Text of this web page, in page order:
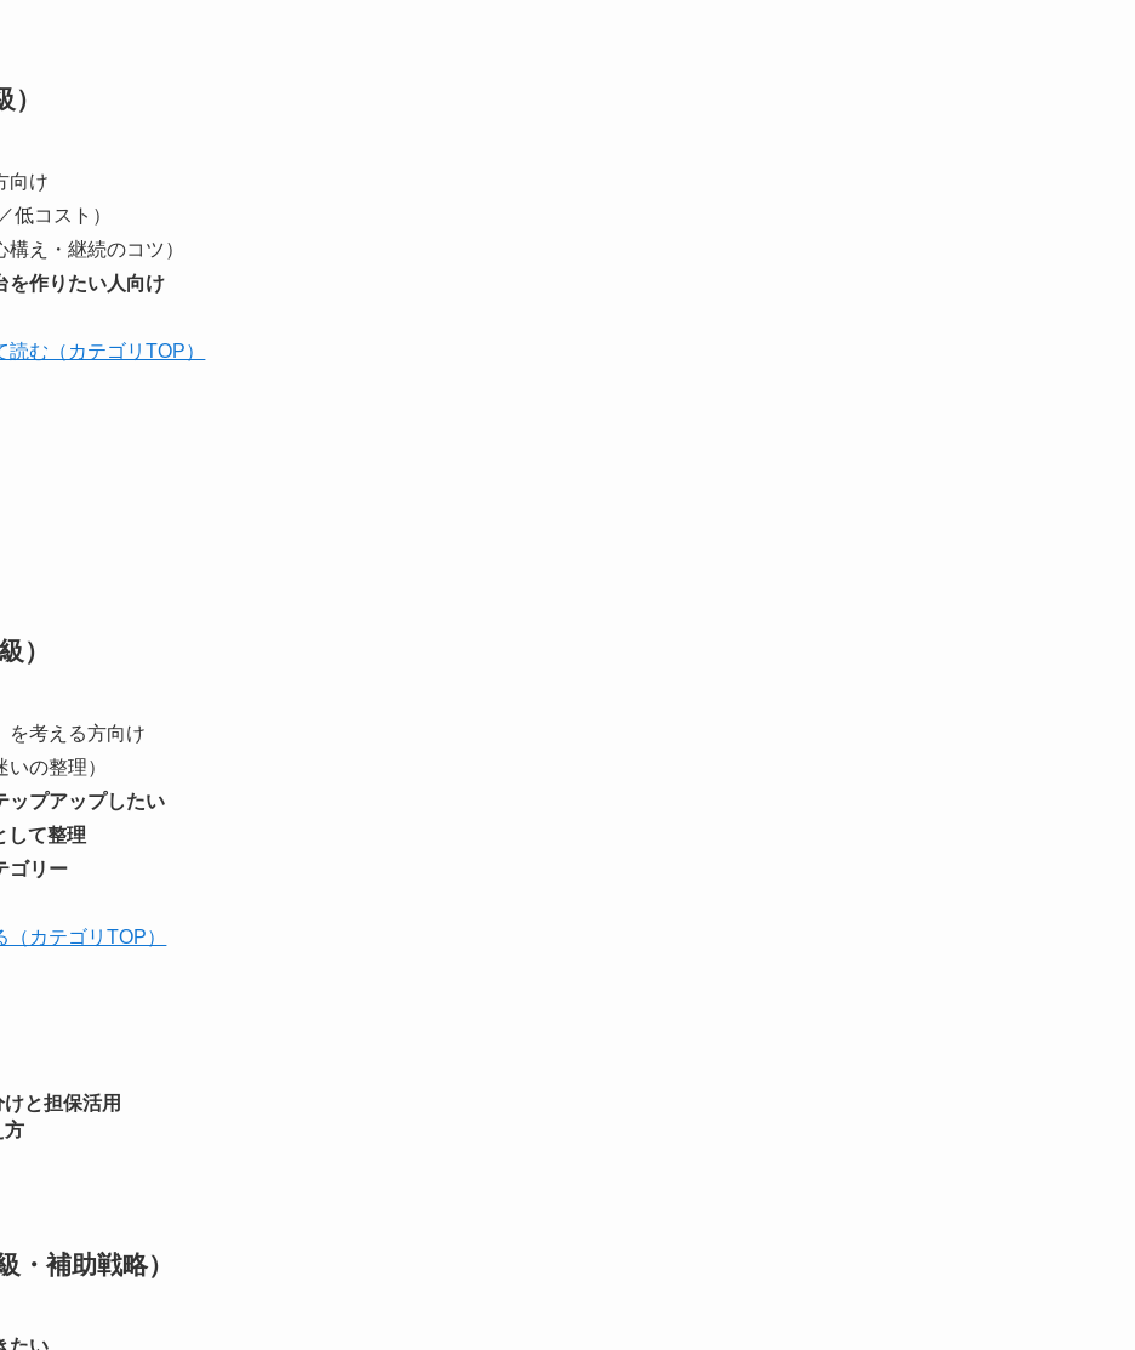
向け
低コスト）
え・継続のコツ）
を作りたい人向け
む（カテゴリTOP）
）
を考える方向け
の整理）
ップアップしたい
して整理
ゴリー
カテゴリTOP）
と担保活用
方
・補助戦略）